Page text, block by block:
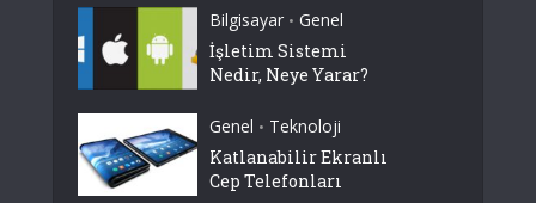
Bilgisayar • Genel
İşletim Sistemi
Nedir, Neye Yarar?
Genel • Teknoloji
Katlanabilir Ekranlı
Cep Telefonları